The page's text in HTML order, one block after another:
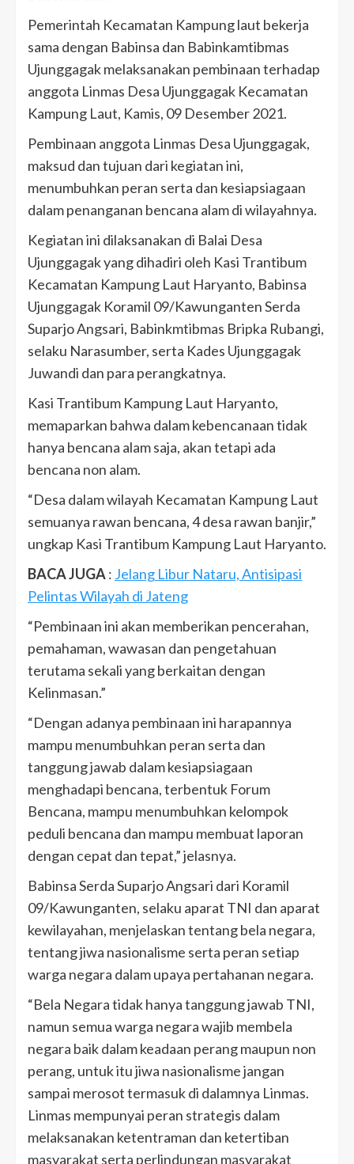
Pemerintah Kecamatan Kampung laut bekerja
sama dengan Babinsa dan Babinkamtibmas
Ujunggagak melaksanakan pembinaan terhadap
anggota Linmas Desa Ujunggagak Kecamatan
Kampung Laut, Kamis, 09 Desember 2021.
Pembinaan anggota Linmas Desa Ujunggagak,
maksud dan tujuan dari kegiatan ini,
menumbuhkan peran serta dan kesiapsiagaan
dalam penanganan bencana alam di wilayahnya.
Kegiatan ini dilaksanakan di Balai Desa
Ujunggagak yang dihadiri oleh Kasi Trantibum
Kecamatan Kampung Laut Haryanto, Babinsa
Ujunggagak Koramil 09/Kawunganten Serda
Suparjo Angsari, Babinkmtibmas Bripka Rubangi,
selaku Narasumber, serta Kades Ujunggagak
Juwandi dan para perangkatnya.
Kasi Trantibum Kampung Laut Haryanto,
memaparkan bahwa dalam kebencanaan tidak
hanya bencana alam saja, akan tetapi ada
bencana non alam.
“Desa dalam wilayah Kecamatan Kampung Laut
semuanya rawan bencana, 4 desa rawan banjir,”
ungkap Kasi Trantibum Kampung Laut Haryanto.
BACA JUGA: Jelang Libur Nataru, Antisipasi
Pelintas Wilayah di Jateng
“Pembinaan ini akan memberikan pencerahan,
pemahaman, wawasan dan pengetahuan
terutama sekali yang berkaitan dengan
Kelinmasan.”
“Dengan adanya pembinaan ini harapannya
mampu menumbuhkan peran serta dan
tanggung jawab dalam kesiapsiagaan
menghadapi bencana, terbentuk Forum
Bencana, mampu menumbuhkan kelompok
peduli bencana dan mampu membuat laporan
dengan cepat dan tepat,” jelasnya.
Babinsa Serda Suparjo Angsari dari Koramil
09/Kawunganten, selaku aparat TNI dan aparat
kewilayahan, menjelaskan tentang bela negara,
tentang jiwa nasionalisme serta peran setiap
warga negara dalam upaya pertahanan negara.
“Bela Negara tidak hanya tanggung jawab TNI,
namun semua warga negara wajib membela
negara baik dalam keadaan perang maupun non
perang, untuk itu jiwa nasionalisme jangan
sampai merosot termasuk di dalamnya Linmas.
Linmas mempunyai peran strategis dalam
melaksanakan ketentraman dan ketertiban
masyarakat serta perlindungan masyarakat